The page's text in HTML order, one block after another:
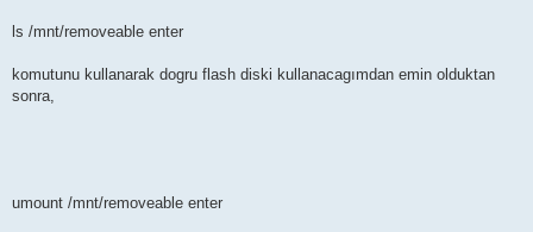
ls /mnt/removeable enter
komutunu kullanarak dogru flash diski kullanacagımdan emin olduktan
sonra,
umount /mnt/removeable enter